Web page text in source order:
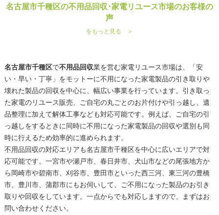
名古屋市千種区の不用品回収･家電リユース市場のお客様の
声
をもっと見る ＞
名古屋市千種区で不用品回収業を営む家電リユース市場は、「安
い・早い・丁寧」をモットーに不用になった家電製品の引き取りや
壊れた製品の回収を中心に、幅広い事業を行っています。引き取っ
た家電のリユース販売、ご自宅の丸ごとのお片付けや引っ越し、遺
品整理に加えて解体工事なども対応可能です。例えば、ご自宅の引
っ越しをするときに同時に不用になった家電製品の回収や選別も同
時に行えるため効率的に進められます。
不用品回収の対応エリアも名古屋市千種区を中心に広いエリアで対
応可能です。一宮市や瀬戸市、春日井市、犬山市などの尾張地方か
ら岡崎市や碧南市、刈谷市、豊田市といった西三河、東三河の豊橋
市、豊川市、蒲郡市にもお伺いして、ご不用になった製品のお引き
取りや回収をしています。一点からでも対応しますので、まずはお
問い合わせください。